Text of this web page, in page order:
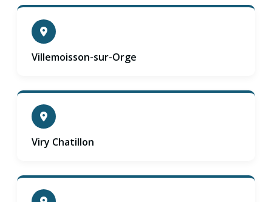
Villemoisson-sur-Orge
Viry Chatillon